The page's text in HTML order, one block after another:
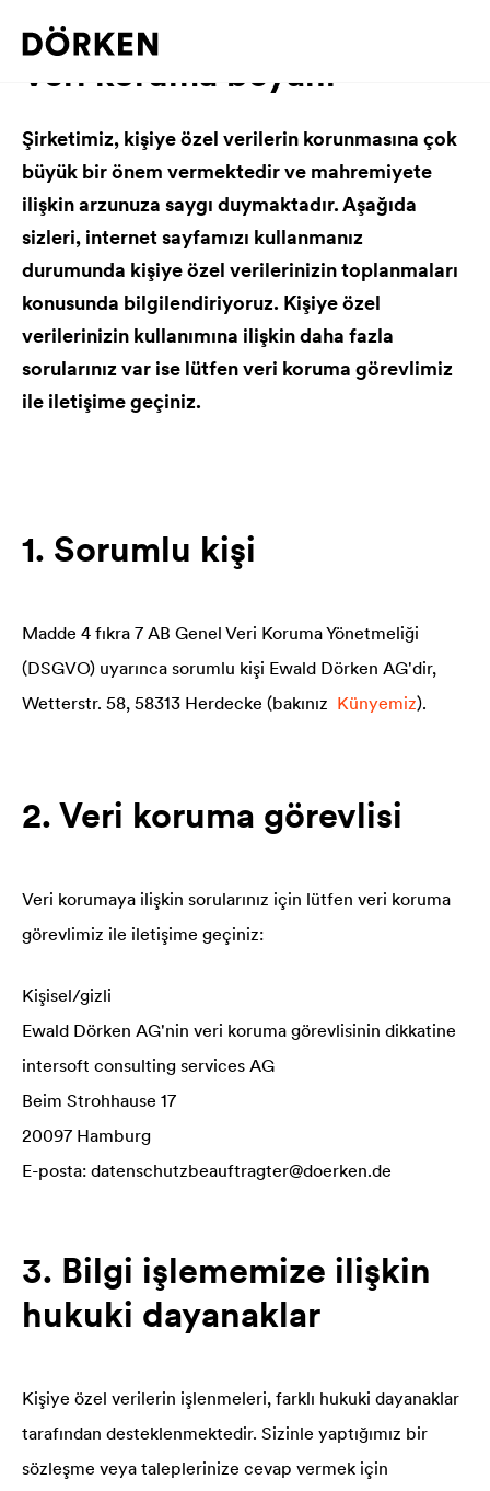
Veri koruma beyanı
Şirketimiz, kişiye özel verilerin korunmasına çok
büyük bir önem vermektedir ve mahremiyete
ilişkin arzunuza saygı duymaktadır. Aşağıda
sizleri, internet sayfamızı kullanmanız
durumunda kişiye özel verilerinizin toplanmaları
konusunda bilgilendiriyoruz. Kişiye özel
verilerinizin kullanımına ilişkin daha fazla
sorularınız var ise lütfen veri koruma görevlimiz
ile iletişime geçiniz.
1. Sorumlu kişi
Madde 4 fıkra 7 AB Genel Veri Koruma Yönetmeliği
(DSGVO) uyarınca sorumlu kişi Ewald Dörken AG'dir,
Wetterstr. 58, 58313 Herdecke (bakınız Künyemiz).
2. Veri koruma görevlisi
Veri korumaya ilişkin sorularınız için lütfen veri koruma
görevlimiz ile iletişime geçiniz:
Kişisel/gizli
Ewald Dörken AG'nin veri koruma görevlisinin dikkatine
intersoft consulting services AG
Beim Strohhause 17
20097 Hamburg
E-posta: datenschutzbeauftragter@doerken.de
3. Bilgi işlememize ilişkin
hukuki dayanaklar
Kişiye özel verilerin işlenmeleri, farklı hukuki dayanaklar
tarafından desteklenmektedir. Sizinle yaptığımız bir
sözleşme veya taleplerinize cevap vermek için